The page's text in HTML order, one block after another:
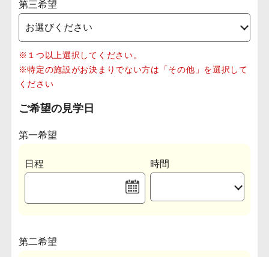
第三希望
※１つ以上選択してください。
※特定の施設がお決まりでない方は「その他」を選択して
ください
ご希望の見学日
第一希望
日程 時間
第二希望